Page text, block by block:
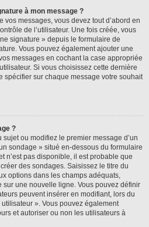
à mon message ?
vos messages, vous devez tout d’abord en
de l’utilisateur. Une fois créée, vous
signature » depuis le formulaire de
Vous pouvez également ajouter une
messages en cochant la case appropriée
Si vous choisissez cette dernière
spécifier sur chaque message votre souhait
?
ou modifiez le premier message d’un
sondage » situé en-dessous du formulaire
n’est pas disponible, il est probable que
des sondages. Saisissez le titre du
options dans les champs adéquats,
une nouvelle ligne. Vous pouvez définir
peuvent insérer en modifiant, lors du
». Vous pouvez également
et autoriser ou non les utilisateurs à